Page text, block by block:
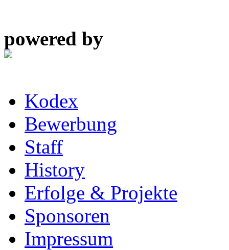
powered by
Kodex
Bewerbung
Staff
History
Erfolge & Projekte
Sponsoren
Impressum